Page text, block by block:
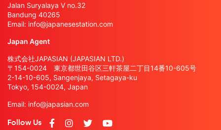
Jalan Suryalaya V no.32
Bandung 40265
Email: info@japanesestation.com
Japan Agent
株式会社JAPASIAN (JAPASIAN LTD.)
〒154-0024 東京都世田谷区三軒茶屋二丁目14番10-605号
2-14-10-605, Sangenjaya, Setagaya-ku
Tokyo, 154-0024, Japan
Email: info@japasian.com
Follow Us